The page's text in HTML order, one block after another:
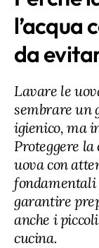
l’acqua
da
Lavare le
sembrare un
igienico, ma
Proteggere
uova con
garantire
anche i
cucina.